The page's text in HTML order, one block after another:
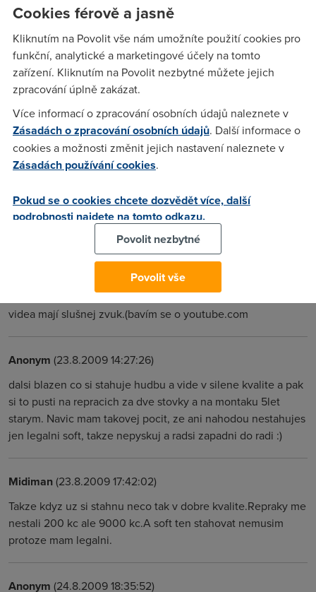
Návrat ke gramofonům je moderní světový boom, zvláště v
USA. ČR je největším vývozcem vinylu v současné době.
ppp(12.9.2009 15:59:26)
90 tých let, tak stánek na tebe, je kde seženeš film od
Bergmana, CHaplina a další kultovní věci z monulosti?? V
půjčovně ani ne stánku ne, tak pak pardon, ale
nesouhlasím...
Anonym(23.8.2009 07:50:13)
(23.8.2009 07:54:50)
Myslím že některé videa mají možnost přepínání HD některý
videa mají slušnej zvuk.(bavím se o youtube.com
Anonym (23.8.2009 14:27:26)
dalsi blazen co si stahuje hudbu a vide v silene kvalite a pak
si to pusti na repracich za dve stovky a na montaku 5let
starym. Navic mam takovej pocit, ze ani nahodou nestahujes
jen legalni soft, takze nepyskuj a radsi zapadni do radi :)
Midiman(23.8.2009 17:42:02)
Takze kdyz uz si stahnu neco tak v dobre kvalite.Repraky me
nestali 200 kc ale 9000 kc.A soft ten stahovat nemusim
protoze mam legalni.
Anonym (24.8.2009 18:35:52)
Cookies férově a jasně
Kliknutím na Povolit vše nám umožníte použití cookies pro
funkční, analytické a marketingové účely na tomto
zařízení. Kliknutím na Povolit nezbytné můžete jejich
zpracování úplně zakázat.
Více informací o zpracování osobních údajů naleznete v
Zásadách o zpracování osobních údajů. Další informace o
cookies a možnosti změnit jejich nastavení naleznete v
Zásadách používání cookies.
Pokud se o cookies chcete dozvědět více, další
podrobnosti najdete na tomto odkazu.
Povolit nezbytné
Povolit vše